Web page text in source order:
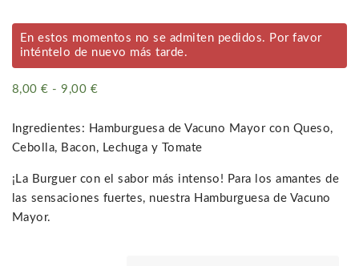
En estos momentos no se admiten pedidos. Por favor
inténtelo de nuevo más tarde.
8,00€ - 9,00 €
precios:
desde
hasta
9,00 €
Ingredientes: Hamburguesa de Vacuno Mayor con Queso,
Cebolla, Bacon, Lechuga y Tomate
¡La Burguer con el sabor más intenso! Para los amantes de
las sensaciones fuertes, nuestra Hamburguesa de Vacuno
Mayor.